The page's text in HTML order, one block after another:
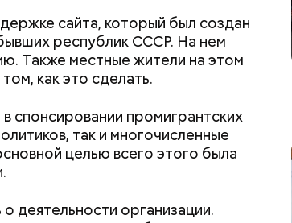
сайта, который был создан
республик СССР. На нем
Также местные жители на этом
как это сделать.
спонсировании промигрантских
так и многочисленные
целью всего этого была
деятельности организации.
путешествие обойдется в
10311 рублей по ЦБ РФ —